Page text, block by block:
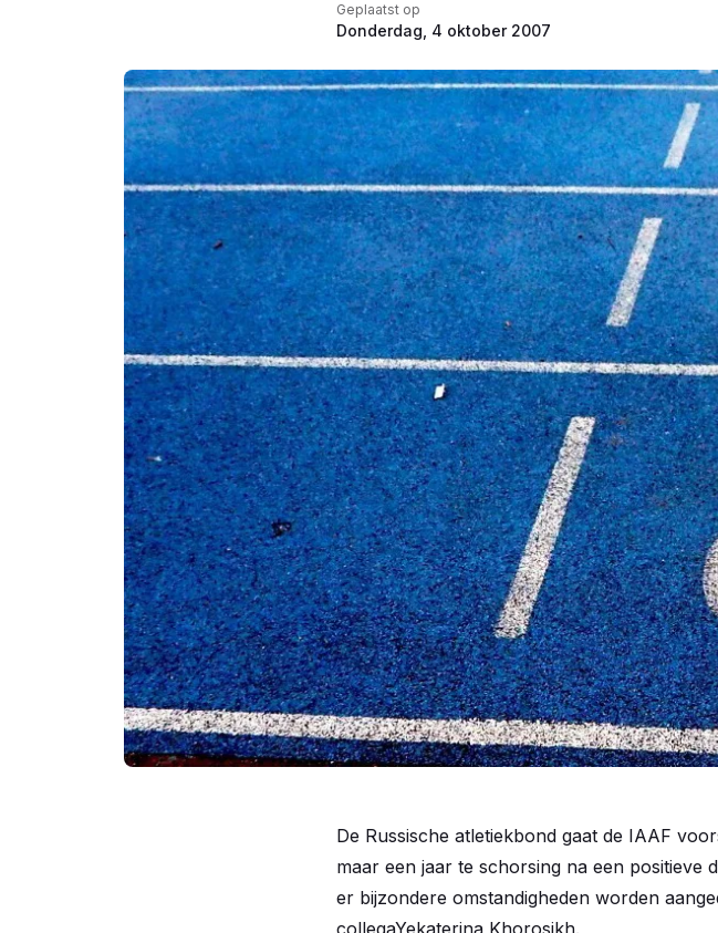
Geplaatst op
Donderdag, 4 oktober 2007
De Russische atletiekbond gaat de IAAF
maar een jaar te schorsing na een
er bijzondere omstandigheden worden
collegaYekaterina Khorosikh.